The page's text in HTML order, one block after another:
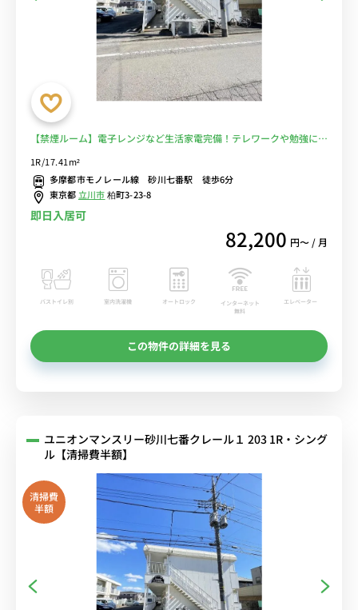
【禁煙ルーム】電子レンジなど生活家電完備！テレワークや勉強にお
クストアまで徒歩6分■選べるWi-Fi格安レンタル中！
1R/17.41m²
多摩都市モノレール線 砂川七番駅 徒歩6分
東京都 立川市柏町3-23-8
即日入居可
82,200 円〜 / 月
バストイレ別 室内洗濯機 オートロック
インターネット
無料
エレベーター
この物件の詳細を見る
ユニオンマンスリー砂川七番クレール１ 203 1R・シング
ル【清掃費半額】
清掃費
半額